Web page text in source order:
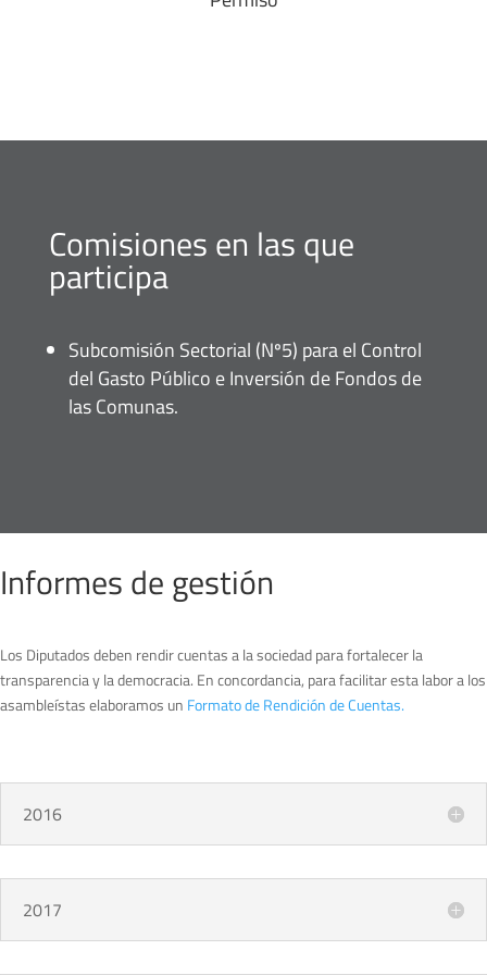
Comisiones en las que
participa
Subcomisión Sectorial (Nº5) para el Control
del Gasto Público e Inversión de Fondos de
las Comunas.
Informes de gestión
Los Diputados deben rendir cuentas a la sociedad para fortalecer la
transparencia y la democracia. En concordancia, para facilitar esta labor a los
asambleístas elaboramos un Formato de Rendición de Cuentas.
2016
2017